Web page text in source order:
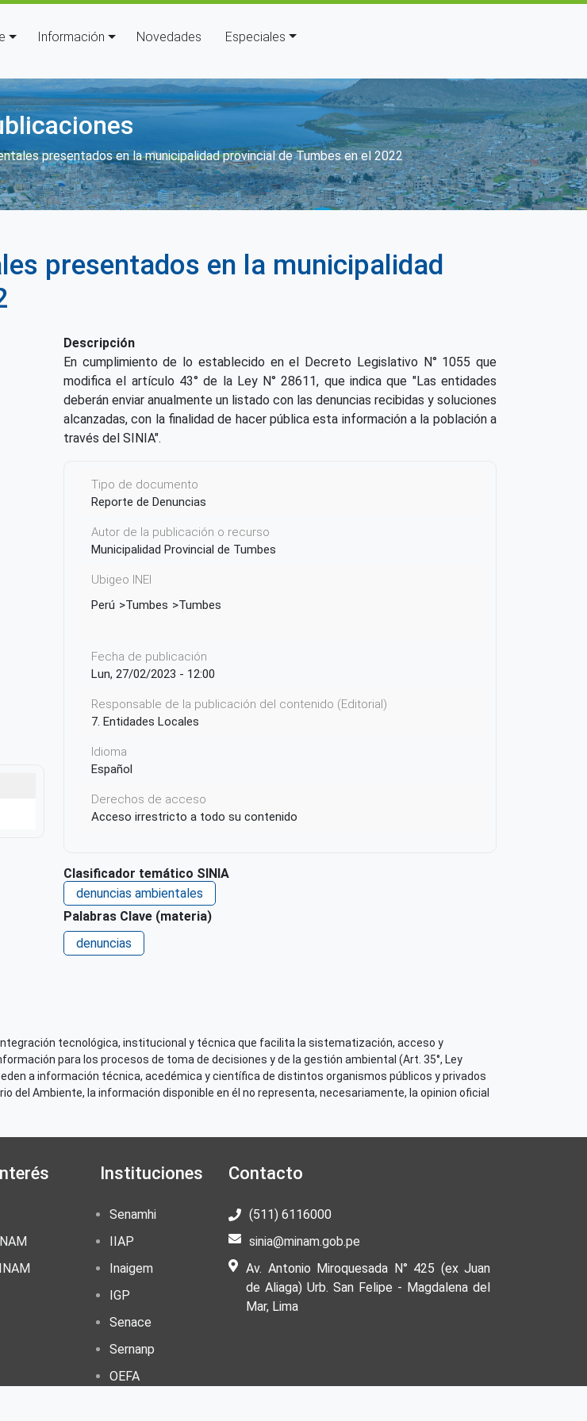
principal
Información Novedades Especiales
a la navegación
presentados en la municipalidad provincial de Tumbes en el 2022
presentados en la municipalidad
Descripción
En cumplimiento de lo establecido en el Decreto Legislativo N° 1055 que
modifica el artículo 43° de la Ley N° 28611, que indica que "Las entidades
deberán enviar anualmente un listado con las denuncias recibidas y soluciones
alcanzadas, con la finalidad de hacer pública esta información a la población a
través del SINIA".
Tipo de documento
Reporte de Denuncias
Autor de la publicación o recurso
Municipalidad Provincial de Tumbes
Ubigeo INEI
Perú
Tumbes Tumbes
Fecha de publicación
Lun, 27/02/2023 - 12:00
Responsable de la publicación del contenido (Editorial)
7. Entidades Locales
Idioma
Español
Derechos de acceso
Acceso irrestricto a todo su contenido
Clasificador temático SINIA
denuncias ambientales
Palabras Clave (materia)
denuncias
tecnológica, institucional y técnica que facilita la sistematización, acceso y
para los procesos de toma de decisiones y de la gestión ambiental (Art. 35°, Ley
a información técnica, acedémica y científica de distintos organismos públicos y privados
Ambiente, la información disponible en él no representa, necesariamente, la opinion oficial
Instituciones
Senamhi
IIAP
Inaigem
IGP
Senace
Sernanp
OEFA
Contacto
(511) 6116000
sinia@minam.gob.pe
Av. Antonio Miroquesada N° 425 (ex Juan
de Aliaga) Urb. San Felipe - Magdalena del
Mar, Lima